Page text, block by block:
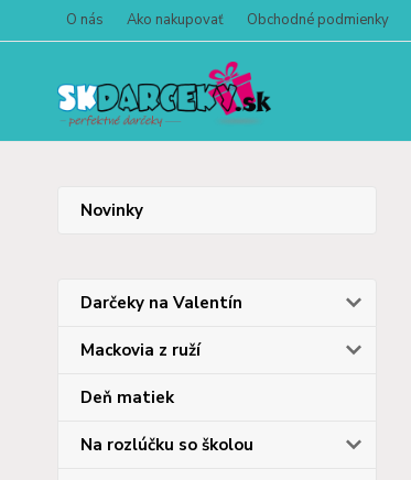
O nás Ako nakupovať Obchodné podmienky
Novinky
Darčeky na Valentín
Mackovia z ruží
Deň matiek
Na rozlúčku so školou